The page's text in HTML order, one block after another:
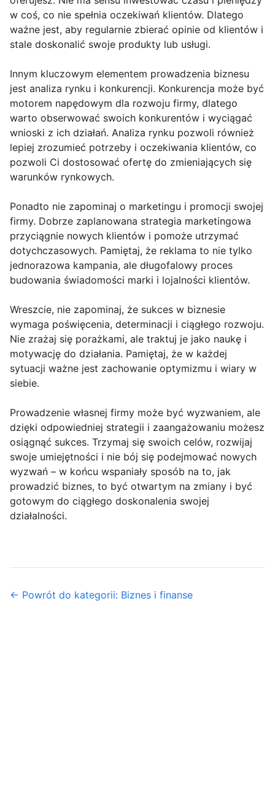
w coś, co nie spełnia oczekiwań klientów. Dlatego
ważne jest, aby regularnie zbierać opinie od klientów i
stale doskonalić swoje produkty lub usługi.
Innym kluczowym elementem prowadzenia biznesu
jest analiza rynku i konkurencji. Konkurencja może być
motorem napędowym dla rozwoju firmy, dlatego
warto obserwować swoich konkurentów i wyciągać
wnioski z ich działań. Analiza rynku pozwoli również
lepiej zrozumieć potrzeby i oczekiwania klientów, co
pozwoli Ci dostosować ofertę do zmieniających się
warunków rynkowych.
Ponadto nie zapominaj o marketingu i promocji swojej
firmy. Dobrze zaplanowana strategia marketingowa
przyciągnie nowych klientów i pomoże utrzymać
dotychczasowych. Pamiętaj, że reklama to nie tylko
jednorazowa kampania, ale długofalowy proces
budowania świadomości marki i lojalności klientów.
Wreszcie, nie zapominaj, że sukces w biznesie
wymaga poświęcenia, determinacji i ciągłego rozwoju.
Nie zrażaj się porażkami, ale traktuj je jako naukę i
motywację do działania. Pamiętaj, że w każdej
sytuacji ważne jest zachowanie optymizmu i wiary w
siebie.
Prowadzenie własnej firmy może być wyzwaniem, ale
dzięki odpowiedniej strategii i zaangażowaniu możesz
osiągnąć sukces. Trzymaj się swoich celów, rozwijaj
swoje umiejętności i nie bój się podejmować nowych
wyzwań – w końcu wspaniały sposób na to, jak
prowadzić biznes, to być otwartym na zmiany i być
gotowym do ciągłego doskonalenia swojej
działalności.
← Powrót do kategorii: Biznes i finanse